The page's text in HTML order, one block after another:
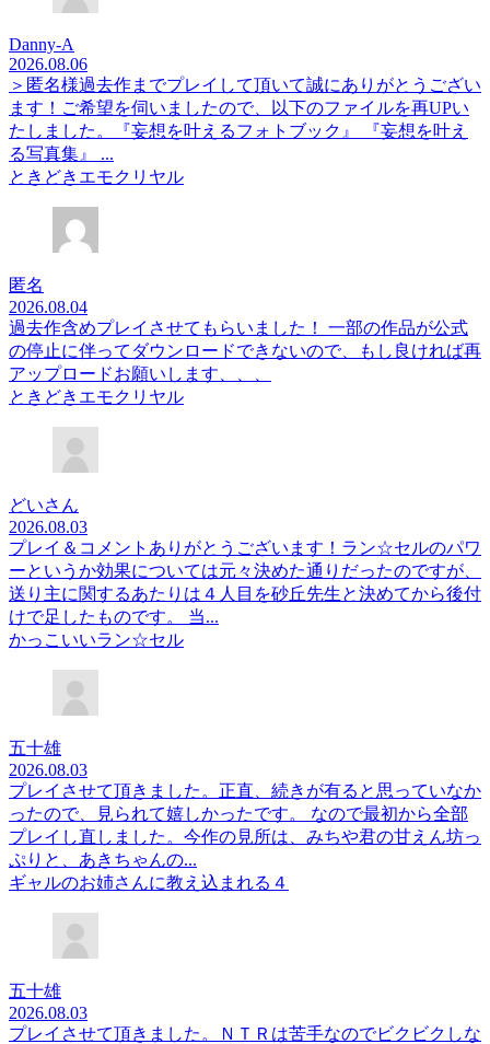
Danny-A
2026.08.06
＞匿名様過去作までプレイして頂いて誠にありがとうござい
ます！ご希望を伺いましたので、以下のファイルを再UPい
たしました。『妄想を叶えるフォトブック』 『妄想を叶え
る写真集』 ...
ときどきエモクリヤル
匿名
2026.08.04
過去作含めプレイさせてもらいました！ 一部の作品が公式
の停止に伴ってダウンロードできないので、もし良ければ再
アップロードお願いします、、、
ときどきエモクリヤル
どいさん
2026.08.03
プレイ＆コメントありがとうございます！ラン☆セルのパワ
ーというか効果については元々決めた通りだったのですが、
送り主に関するあたりは４人目を砂丘先生と決めてから後付
けで足したものです。 当...
かっこいいラン☆セル
五十雄
2026.08.03
プレイさせて頂きました。正直、続きが有ると思っていなか
ったので、見られて嬉しかったです。 なので最初から全部
プレイし直しました。今作の見所は、みちや君の甘えん坊っ
ぷりと、あきちゃんの...
ギャルのお姉さんに教え込まれる４
五十雄
2026.08.03
プレイさせて頂きました。ＮＴＲは苦手なのでビクビクしな